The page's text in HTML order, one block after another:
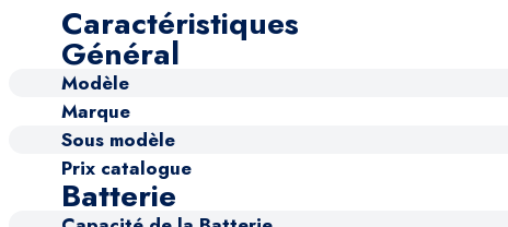
Caractéristiques
Général
Modèle
Marque
Sous modèle
Prix catalogue
Batterie